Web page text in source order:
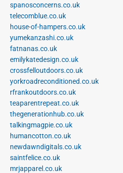
spanosconcerns.co.uk
telecomblue.co.uk
house-of-hampers.co.uk
yumekanzashi.co.uk
fatnanas.co.uk
emilykatedesign.co.uk
crossfelloutdoors.co.uk
yorkroadreconditioned.co.uk
rfrankoutdoors.co.uk
teaparentrepeat.co.uk
thegenerationhub.co.uk
talkingmagpie.co.uk
humancotton.co.uk
newdawndigitals.co.uk
saintfelice.co.uk
mrjapparel.co.uk